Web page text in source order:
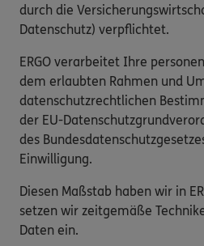
durch die
Datenschutz) verpflichtet.
ERGO verarbeitet Ihre
dem erlaubten Rahmen und
datenschutzrechtlichen
der EU-
des
Einwilligung.
Diesen Maßstab haben wir in
setzen wir zeitgemäße
Daten ein.